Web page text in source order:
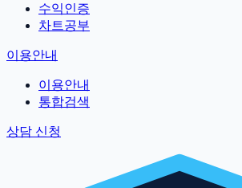
수익인증
차트공부
이용안내
이용안내
통합검색
상담 신청